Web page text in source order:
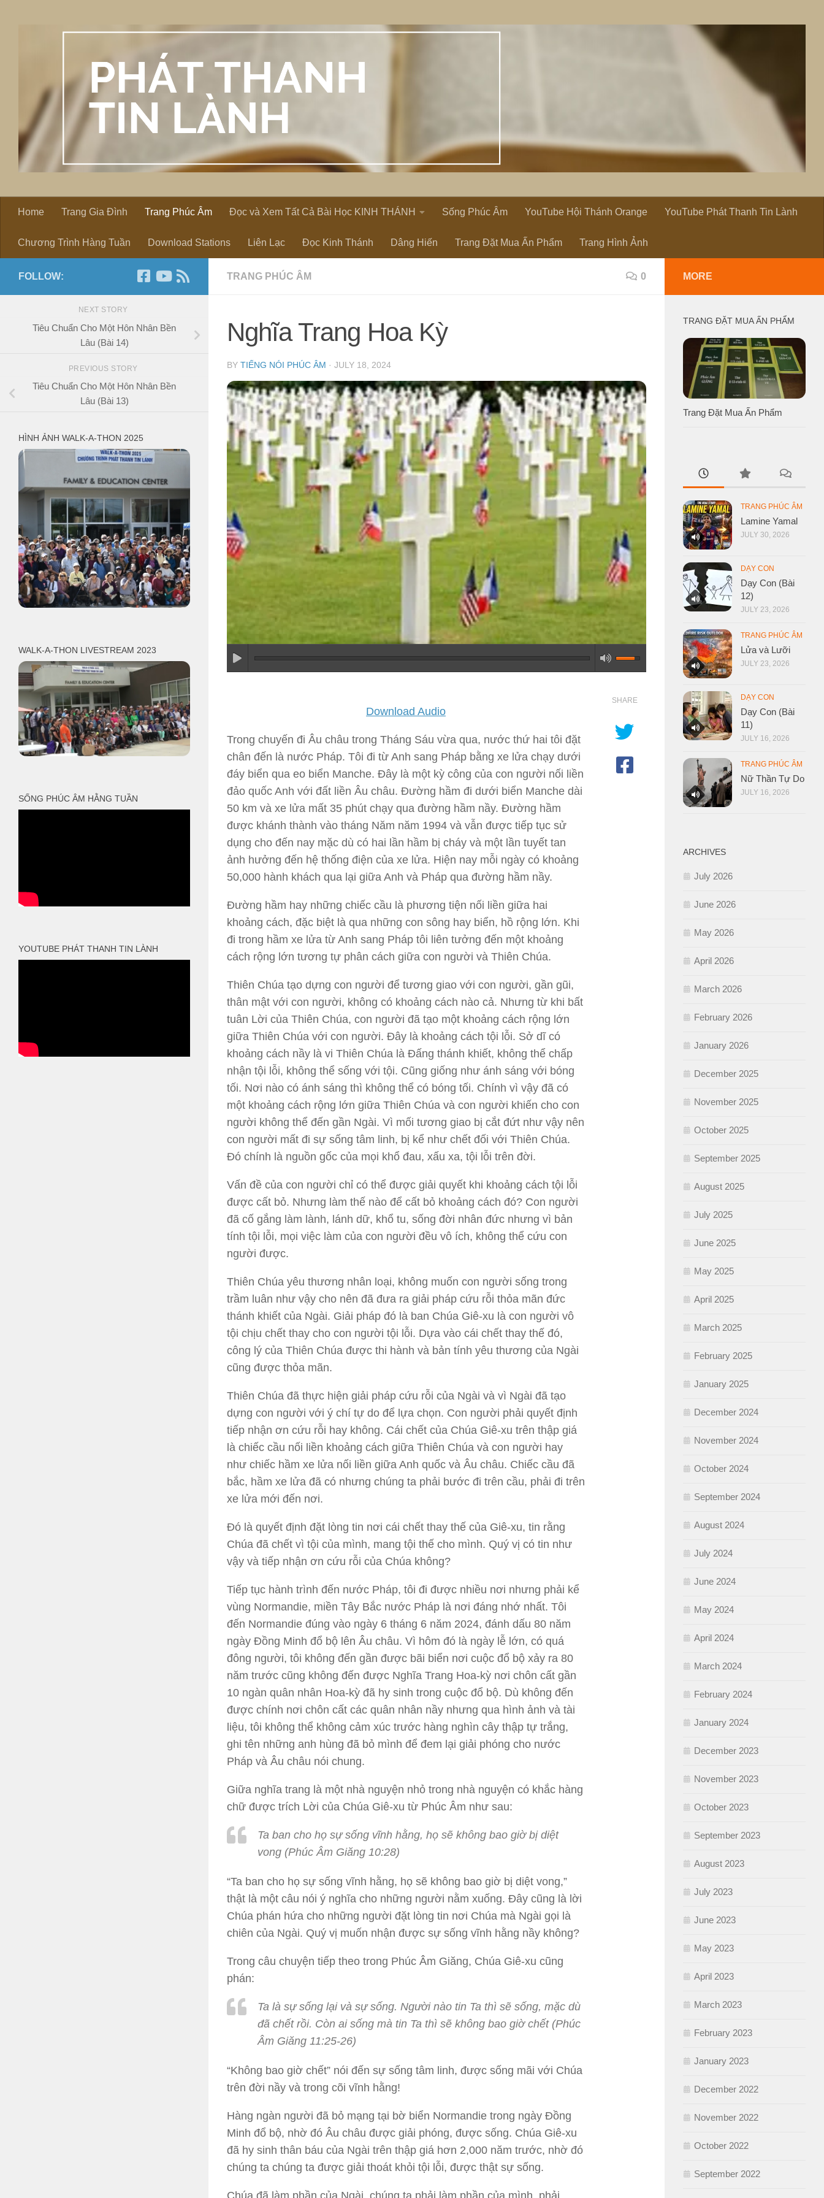
Home Trang Gia Đình Trang Phúc Âm Đọc và Xem Tất Cả Bài Học KINH THÁNH Sống Phúc Âm YouTube Hội Thánh Orange YouTube Phát Thanh Tin Lành
Chương Trình Hàng Tuần Download Stations Liên Lạc Đọc Kinh Thánh Dâng Hiến Trang Đặt Mua Ấn Phẩm Trang Hình Ảnh
TRANG PHÚC ÂM 0
Nghĩa Trang Hoa Kỳ
BY TIẾNG NÓI PHÚC ÂM · JULY 18, 2024
Download Audio
Trong chuyến đi Âu châu trong Tháng Sáu vừa qua, nước thứ hai tôi đặt
chân đến là nước Pháp. Tôi đi từ Anh sang Pháp bằng xe lửa chạy dưới
đáy biển qua eo biển Manche. Đây là một kỳ công của con người nối liền
đảo quốc Anh với đất liền Âu châu. Đường hầm đi dưới biển Manche dài
50 km và xe lửa mất 35 phút chạy qua đường hầm nầy. Đường hầm
được khánh thành vào tháng Năm năm 1994 và vẫn được tiếp tục sử
dụng cho đến nay mặc dù có hai lần hầm bị cháy và một lần tuyết tan
ảnh hưởng đến hệ thống điện của xe lửa. Hiện nay mỗi ngày có khoảng
50,000 hành khách qua lại giữa Anh và Pháp qua đường hầm nầy.
Đường hầm hay những chiếc cầu là phương tiện nối liền giữa hai
khoảng cách, đặc biệt là qua những con sông hay biển, hồ rộng lớn. Khi
đi trong hầm xe lửa từ Anh sang Pháp tôi liên tưởng đến một khoảng
cách rộng lớn tương tự phân cách giữa con người và Thiên Chúa.
Thiên Chúa tạo dựng con người để tương giao với con người, gần gũi,
thân mật với con người, không có khoảng cách nào cả. Nhưng từ khi bất
tuân Lời của Thiên Chúa, con người đã tạo một khoảng cách rộng lớn
giữa Thiên Chúa với con người. Đây là khoảng cách tội lỗi. Sở dĩ có
khoảng cách nầy là vi Thiên Chúa là Đấng thánh khiết, không thể chấp
nhận tội lỗi, không thể sống với tội. Cũng giống như ánh sáng với bóng
tối. Nơi nào có ánh sáng thì không thể có bóng tối. Chính vì vậy đã có
một khoảng cách rộng lớn giữa Thiên Chúa và con người khiến cho con
người không thể đến gần Ngài. Vì mối tương giao bị cắt đứt như vậy nên
con người mất đi sự sống tâm linh, bị kể như chết đối với Thiên Chúa.
Đó chính là nguồn gốc của mọi khổ đau, xấu xa, tội lỗi trên đời.
Vấn đề của con người chỉ có thể được giải quyết khi khoảng cách tội lỗi
được cất bỏ. Nhưng làm thế nào để cất bỏ khoảng cách đó? Con người
đã cố gắng làm lành, lánh dữ, khổ tu, sống đời nhân đức nhưng vì bản
tính tội lỗi, mọi việc làm của con người đều vô ích, không thể cứu con
người được.
Thiên Chúa yêu thương nhân loại, không muốn con người sống trong
trầm luân như vậy cho nên đã đưa ra giải pháp cứu rỗi thỏa mãn đức
thánh khiết của Ngài. Giải pháp đó là ban Chúa Giê-xu là con người vô
tội chịu chết thay cho con người tội lỗi. Dựa vào cái chết thay thế đó,
công lý của Thiên Chúa được thi hành và bản tính yêu thương của Ngài
cũng được thỏa mãn.
Thiên Chúa đã thực hiện giải pháp cứu rỗi của Ngài và vì Ngài đã tạo
dựng con người với ý chí tự do để lựa chọn. Con người phải quyết định
tiếp nhận ơn cứu rỗi hay không. Cái chết của Chúa Giê-xu trên thập giá
là chiếc cầu nối liền khoảng cách giữa Thiên Chúa và con người hay
như chiếc hầm xe lửa nối liền giữa Anh quốc và Âu châu. Chiếc cầu đã
bắc, hầm xe lửa đã có nhưng chúng ta phải bước đi trên cầu, phải đi trên
xe lửa mới đến nơi.
Đó là quyết định đặt lòng tin nơi cái chết thay thế của Giê-xu, tin rằng
Chúa đã chết vì tội của mình, mang tội thế cho mình. Quý vị có tin như
vậy và tiếp nhận ơn cứu rỗi của Chúa không?
Tiếp tục hành trình đến nước Pháp, tôi đi được nhiều nơi nhưng phải kể
vùng Normandie, miền Tây Bắc nước Pháp là nơi đáng nhớ nhất. Tôi
đến Normandie đúng vào ngày 6 tháng 6 năm 2024, đánh dấu 80 năm
ngày Đồng Minh đổ bộ lên Âu châu. Vì hôm đó là ngày lễ lớn, có quá
đông người, tôi không đến gần được bãi biển nơi cuộc đổ bộ xảy ra 80
năm trước cũng không đến được Nghĩa Trang Hoa-kỳ nơi chôn cất gần
10 ngàn quân nhân Hoa-kỳ đã hy sinh trong cuộc đổ bộ. Dù không đến
được chính nơi chôn cất các quân nhân nầy nhưng qua hình ảnh và tài
liệu, tôi không thể không cảm xúc trước hàng nghìn cây thập tự trắng,
ghi tên những anh hùng đã bỏ mình để đem lại giải phóng cho nước
Pháp và Âu châu nói chung.
Giữa nghĩa trang là một nhà nguyện nhỏ trong nhà nguyện có khắc hàng
chữ được trích Lời của Chúa Giê-xu từ Phúc Âm như sau:
Ta ban cho họ sự sống vĩnh hằng, họ sẽ không bao giờ bị diệt
vong (Phúc Âm Giăng 10:28)
“Ta ban cho họ sự sống vĩnh hằng, họ sẽ không bao giờ bị diệt vong,”
thật là một câu nói ý nghĩa cho những người nằm xuống. Đây cũng là lời
Chúa phán hứa cho những người đặt lòng tin nơi Chúa mà Ngài gọi là
chiên của Ngài. Quý vị muốn nhận được sự sống vĩnh hằng nầy không?
Trong câu chuyện tiếp theo trong Phúc Âm Giăng, Chúa Giê-xu cũng
phán:
Ta là sự sống lại và sự sống. Người nào tin Ta thì sẽ sống, mặc dù
đã chết rồi. Còn ai sống mà tin Ta thì sẽ không bao giờ chết (Phúc
Âm Giăng 11:25-26)
“Không bao giờ chết” nói đến sự sống tâm linh, được sống mãi với Chúa
trên đời nầy và trong cõi vĩnh hằng!
Hàng ngàn người đã bỏ mạng tại bờ biển Normandie trong ngày Đồng
Minh đổ bộ, nhờ đó Âu châu được giải phóng, được sống. Chúa Giê-xu
đã hy sinh thân báu của Ngài trên thập giá hơn 2,000 năm trước, nhờ đó
chúng ta chúng ta được giải thoát khỏi tội lỗi, được thật sự sống.
Chúa đã làm phần của Ngài, chúng ta phải làm phần của mình, phải
SHARE
FOLLOW:
NEXT STORY
Tiêu Chuẩn Cho Một Hôn Nhân Bền
Lâu (Bài 14)
PREVIOUS STORY
Tiêu Chuẩn Cho Một Hôn Nhân Bền
Lâu (Bài 13)
HÌNH ẢNH WALK-A-THON 2025
WALK-A-THON LIVESTREAM 2023
SỐNG PHÚC ÂM HẰNG TUẦN
YOUTUBE PHÁT THANH TIN LÀNH
MORE
TRANG ĐẶT MUA ẤN PHẨM
Trang Đặt Mua Ấn Phẩm
TRANG PHÚC ÂM
Lamine Yamal
JULY 30, 2026
DẠY CON
Dạy Con (Bài
12)
JULY 23, 2026
TRANG PHÚC ÂM
Lửa và Lưỡi
JULY 23, 2026
DẠY CON
Dạy Con (Bài
11)
JULY 16, 2026
TRANG PHÚC ÂM
Nữ Thần Tự Do
JULY 16, 2026
ARCHIVES
July 2026
June 2026
May 2026
April 2026
March 2026
February 2026
January 2026
December 2025
November 2025
October 2025
September 2025
August 2025
July 2025
June 2025
May 2025
April 2025
March 2025
February 2025
January 2025
December 2024
November 2024
October 2024
September 2024
August 2024
July 2024
June 2024
May 2024
April 2024
March 2024
February 2024
January 2024
December 2023
November 2023
October 2023
September 2023
August 2023
July 2023
June 2023
May 2023
April 2023
March 2023
February 2023
January 2023
December 2022
November 2022
October 2022
September 2022